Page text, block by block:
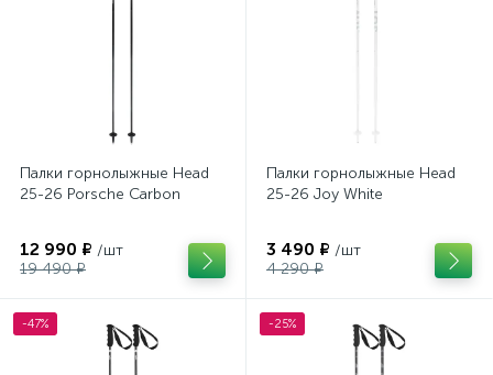
Палки горнолыжные Head
25-26 Porsche Carbon
12 990 ₽ /шт
19 490 ₽
Палки горнолыжные Head
25-26 Joy White
3 490 ₽ /шт
4 290 ₽
-47% -25%